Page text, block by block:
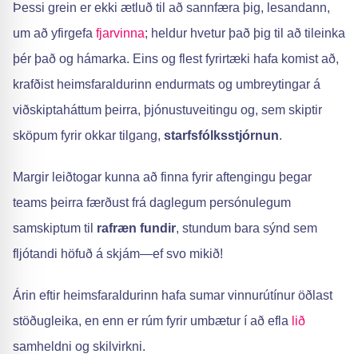
Þessi grein er ekki ætluð til að sannfæra þig, lesandann,
um að yfirgefa fjarvinna; heldur hvetur það þig til að tileinka
þér það og hámarka. Eins og flest fyrirtæki hafa komist að,
krafðist heimsfaraldurinn endurmats og umbreytingar á
viðskiptaháttum þeirra, þjónustuveitingu og, sem skiptir
sköpum fyrir okkar tilgang, starfsfólksstjórnun.
Margir leiðtogar kunna að finna fyrir aftengingu þegar
teams þeirra færðust frá daglegum persónulegum
samskiptum til rafræn fundir, stundum bara sýnd sem
fljótandi höfuð á skjám—ef svo mikið!
Árin eftir heimsfaraldurinn hafa sumar vinnurútínur öðlast
stöðugleika, en enn er rúm fyrir umbætur í að efla lið
samheldni og skilvirkni.